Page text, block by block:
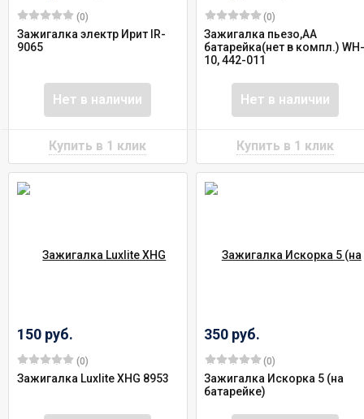
(0)
Зажигалка электр Ирит IR-
9065
Нет в наличии
(0)
Зажигалка пьезо,АА
батарейка(нет в компл.)
10, 442-011
Нет в наличии
150 руб.
(0)
Зажигалка Luxlite XHG 8953
350 руб.
(0)
Зажигалка Искорка 5 (на
батарейке)